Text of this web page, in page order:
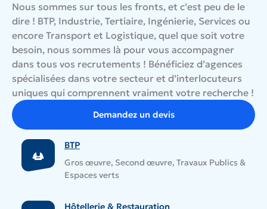
Nous sommes sur tous les fronts, et c’est peu de le
dire ! BTP, Industrie, Tertiaire, Ingénierie, Services ou
encore Transport et Logistique, quel que soit votre
besoin, nous sommes là pour vous accompagner
dans tous vos recrutements ! Bénéficiez d’agences
spécialisées dans votre secteur et d’interlocuteurs
uniques qui comprennent vraiment votre recherche !
Demandez un devis
BTP
Gros œuvre, Second œuvre, Travaux Publics &
Espaces verts
Hôtellerie & Restauration